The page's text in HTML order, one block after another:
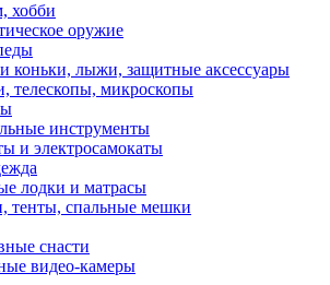
хобби
оружие
коньки, лыжи, защитные аксессуары
телескопы, микроскопы
инструменты
и электросамокаты
лодки и матрасы
тенты, спальные мешки
снасти
видео-камеры